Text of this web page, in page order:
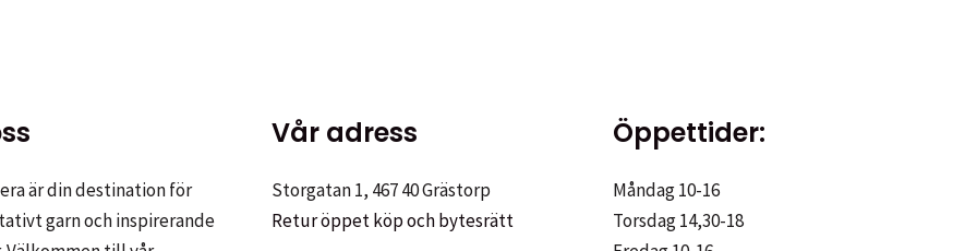
är din destination för
garn och inspirerande
Vår adress
Storgatan 1, 467 40 Grästorp
Retur öppet köp och bytesrätt
Öppettider:
Måndag 10-16
Torsdag 14,30-18